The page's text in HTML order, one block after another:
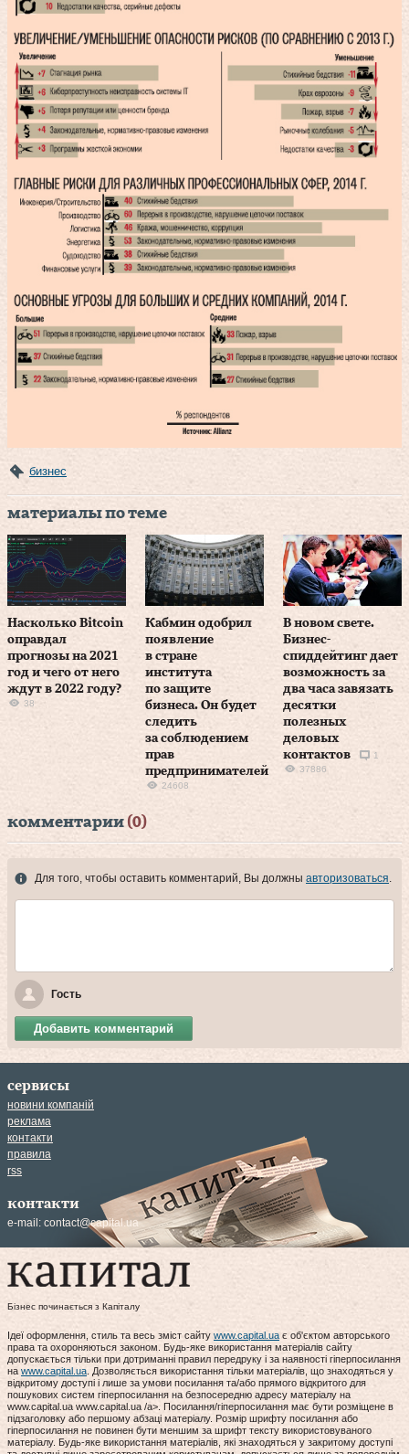
бизнес
материалы по теме
Насколько Bitcoin
оправдал
прогнозы на 2021
год и чего от него
ждут в 2022 году?
38
Кабмин одобрил
появление
в стране
института
по защите
бизнеса. Он будет
следить
за соблюдением
прав
предпринимателей
24608
В новом свете.
Бизнес-
спиддейтинг дает
возможность за
два часа завязать
десятки
полезных
деловых
контактов
1
37886
комментарии (0)
Для того, чтобы оставить комментарий, Вы должны авторизоваться
Гость
Добавить комментарий
сервисы
новини компаній
реклама
контакти
правила
rss
контакти
e-mail: contact@capital.ua
Бізнес починається з Капіталу
Ідеї оформлення, стиль та весь зміст сайту www.capital.uaє об'єктом авторського
права та охороняються законом. Будь-яке використання матеріалів сайту
допускається тільки при дотриманні правил передруку і за наявності гіперпосилання
на www.capital.ua . Дозволяється використання тільки матеріалів, що знаходяться у
відкритому доступі і лише за умови посилання та/або прямого відкритого для
пошукових систем гіперпосилання на безпосередню адресу матеріалу на
www.capital.ua www.capital.ua /a>. Посилання/гіперпосилання має бути розміщене в
підзаголовку або першому абзаці матеріалу. Розмір шрифту посилання або
гіперпосилання не повинен бути меншим за шрифт тексту використовуваного
матеріалу. Будь-яке використання матеріалів, які знаходяться у закритому доступі